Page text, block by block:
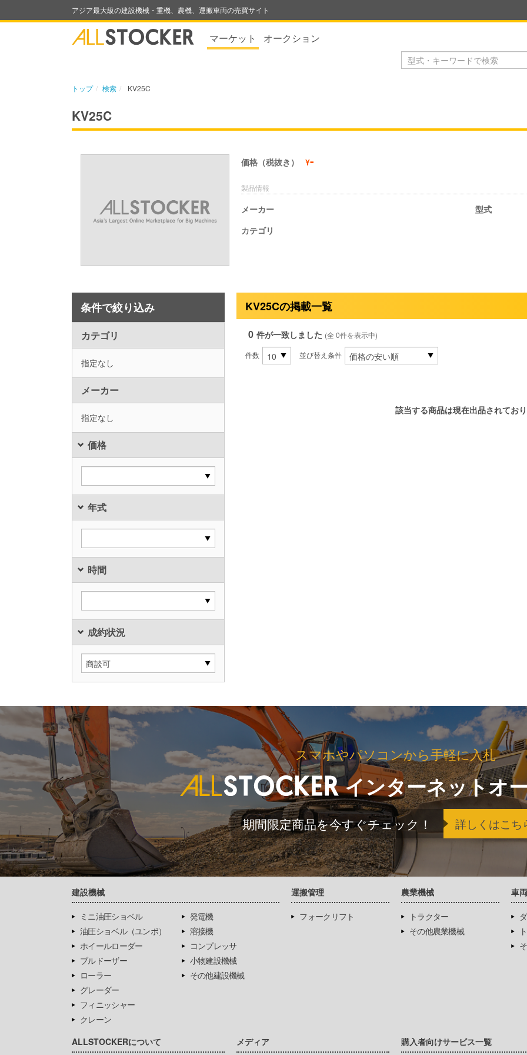
アジア最大級の建設機械・重機、農機、運搬車両の売買サイト
マーケット オークション
トップ 検索 KV25C
KV25C
価格（税抜き） ¥-
製品情報
メーカー
カテゴリ
型式
条件で絞り込み
カテゴリ
指定なし
メーカー
指定なし
価格
年式
時間
成約状況
KV25Cの掲載一覧
0 件が一致しました (全 0件を表示中)
件数
並び替え条件
該当する商品は現在出品されてお
スマホやパソコンから手軽に入札
インターネットオ
期間限定商品を今すぐチェック！ 詳しくはこち
建設機械
ミニ油圧ショベル
油圧ショベル（ユンボ）
ホイールローダー
ブルドーザー
ローラー
グレーダー
フィニッシャー
クレーン
発電機
溶接機
コンプレッサ
小物建設機械
その他建設機械
運搬管理
フォークリフト
農業機械
トラクター
その他農業機械
車両
ALLSTOCKERについて メディア 購入者向けサービス一覧